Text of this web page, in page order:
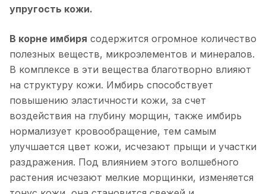
упругость кожи.
В корне имбиря содержится огромное количество
полезных веществ, микроэлементов и минералов.
В комплексе в эти вещества благотворно влияют
на структуру кожи. Имбирь способствует
повышению эластичности кожи, за счет
воздействия на глубину морщин, также имбирь
нормализует кровообращение, тем самым
улучшается цвет кожи, исчезают прыщи и участки
раздражения. Под влиянием этого волшебного
растения исчезают мелкие морщинки, изменяется